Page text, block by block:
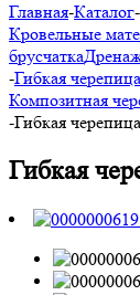
Главная-Каталог-
Кровельные
брусчатка
-Гибкая черепица
Композитная
-Гибкая
Гибкая